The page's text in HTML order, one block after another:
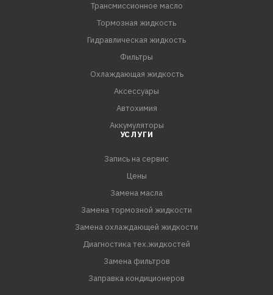
- Совместимо с материалами уплотнительных
Трансмиссионное масло
Тормозная жидкость
Гидравлическая жидкость
Фильтры
Охлаждающая жидкость
Аксессуары
Автохимия
Аккумуляторы
УСЛУГИ
Запись на сервис
Цены
Замена масла
Замена тормозной жидкости
Замена охлаждающей жидкости
Диагностика тех.жидкостей
Замена фильтров
Заправка кондиционеров